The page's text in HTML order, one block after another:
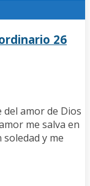
26
del amor de Dios
me salva en
y me